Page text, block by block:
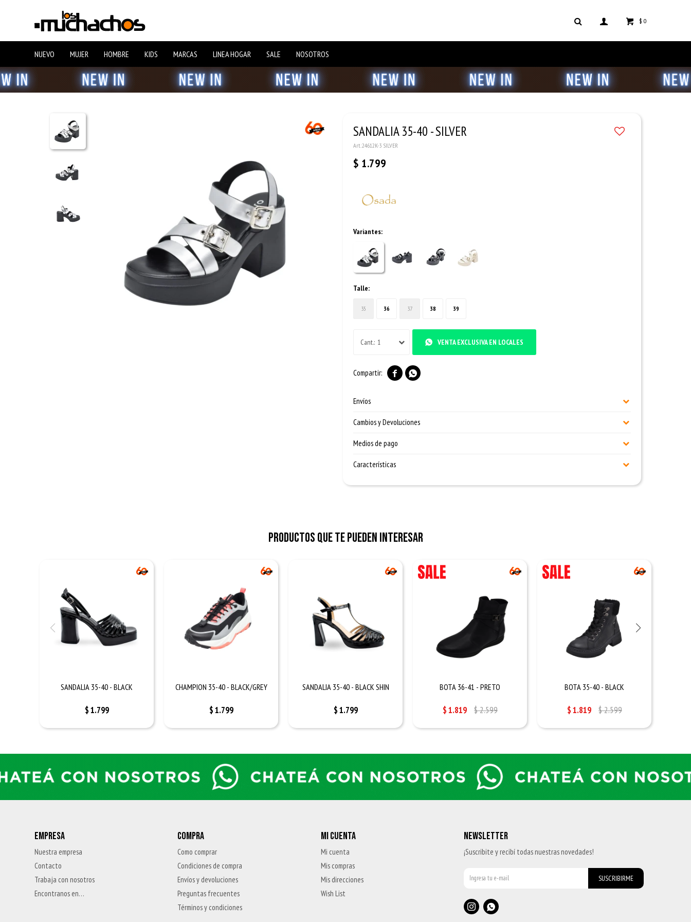
NUEVO MUJER HOMBRE KIDS MARCAS LINEA HOGAR SALE NOSOTROS
$ 0
SANDALIA 35-40 - SILVER
24612K-3 SILVER
$ 1.799
Variantes:
Talle:
35 36 37 38 39
1 VENTA EXCLUSIVA EN LOCALES
 
Envíos
Cambios y Devoluciones
Medios de pago
Características
Productos que te pueden interesar
SANDALIA 35-40 - BLACK
$1.799
CHAMPION 35-40 - BLACK/GREY
$1.799
SANDALIA 35-40 - BLACK SHIN
$1.799
BOTA 36-41 - PRETO
$1.819 $2.599
BOTA 35-40 - BLACK
$1.819 $2.599
EMPRESA
Nuestra empresa
Contacto
Trabaja con nosotros
Encontranos en…
COMPRA
Como comprar
Condiciones de compra
Envíos y devoluciones
Preguntas frecuentes
Términos y condiciones
MI CUENTA
Mi cuenta
Mis compras
Mis direcciones
Wish List
NEWSLETTER
¡Suscribite y recibí todas nuestras novedades!
SUSCRIBIRME
 